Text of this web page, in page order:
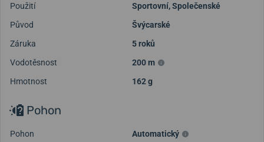
Použití
Sportovní,Společenské
Původ
Švýcarské
Záruka
5 roků
Vodotěsnost
200 m
Hmotnost
162 g
Pohon
Pohon
Automatický